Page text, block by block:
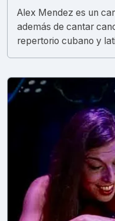
Alex Mendez es un
además de cantar
repertorio cubano y